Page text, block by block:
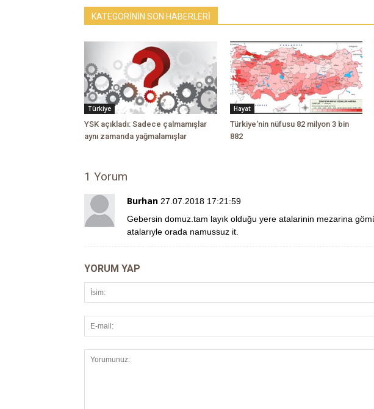
KATEGORİNİN SON HABERLERİ
Türkiye
YSK açıkladı: Sadece çalmamışlar
aynı zamanda yağmalamışlar
Hayat
Türkiye'nin nüfusu 82 milyon 3 bin
882
1 Yorum
Burhan 27.07.2018 17:21:59
Gebersin domuz.tam layık olduğu yere atalarinin mezarina
atalarıyle orada namussuz it.
YORUM YAP